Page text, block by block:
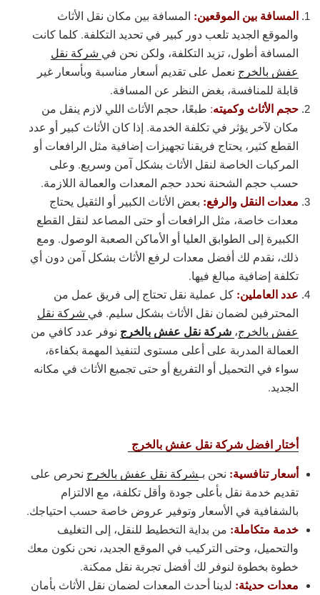
المسافة بين الموقعين: المسافة بين مكان نقل الأثاث
والموقع الجديد تلعب دور كبير في تحديد التكلفة. كلما كانت
المسافة أطول، تزيد التكلفة، ولكن نحن في شركة نقل
عفش بالخرج نعمل على تقديم أسعار مناسبة وبأسعار غير
قابلة للمنافسة، بغض النظر عن المسافة.
حجم الأثاث وكميته: طبعًا، حجم الأثاث اللي لازم ينقل من
مكان لآخر يؤثر في تكلفة الخدمة. إذا كان الأثاث كبير أو عدد
القطع كثير، يحتاج فريقنا تجهيزات إضافية مثل الرافعات أو
المركبات الخاصة لنقل الأثاث بشكل آمن وسريع. وعلى
حسب حجم الشحنة نحدد حجم المعدات والعمالة اللازمة.
معدات النقل والرفع: بعض الأثاث الكبير أو الثقيل يحتاج
معدات خاصة، مثل الرافعات أو حتى المصاعد لنقل القطع
الكبيرة إلى الطوابق العليا أو الأماكن الصعبة الوصول. ومع
ذلك، نقدم لك أفضل معدات لرفع الأثاث بشكل آمن دون أي
تكلفة إضافية مبالغ فيها.
عدد العاملين: كل عملية نقل تحتاج إلى فريق عمل من
المحترفين لضمان نقل الأثاث بشكل سليم. في شركة نقل
عفش بالخرج، شركة نقل عفش بالخرج نوفر عدد كافي من
العمالة المدربة على أعلى مستوى لتنفيذ المهمة بكفاءة،
سواء في التحميل أو التفريغ أو حتى تجميع الأثاث في مكانه
الجديد.
أختار افضل شركة نقل عفش بالخرج
أسعار تنافسية: نحن بـشركة نقل عفش بالخرج نحرص على
تقديم خدمة نقل بأعلى جودة وأقل تكلفة، مع الالتزام
بالشفافية في الأسعار وتوفير عروض خاصة حسب احتياجك.
خدمة متكاملة: من بداية التخطيط للنقل، إلى التغليف
والتحميل، وحتى التركيب في الموقع الجديد، نحن نكون معك
خطوة بخطوة لنوفر لك أفضل تجربة نقل ممكنة.
معدات حديثة: لدينا أحدث المعدات لضمان نقل الأثاث بأمان